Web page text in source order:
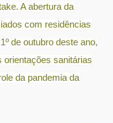
A abertura da
com residências
de outubro deste ano,
orientações sanitárias
da pandemia da